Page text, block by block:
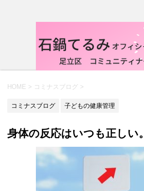
HOME > コミナスブログ >
コミナスブログ 子どもの健康管理
身体の反応はいつも正しい。